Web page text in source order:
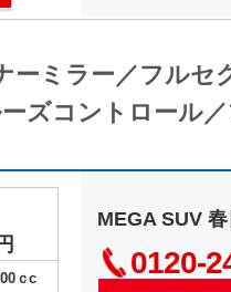
ミラー／フルセ
ズコントロール
ｃc
MEGA SUV
0120-